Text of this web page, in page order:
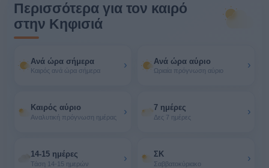
Περισσότερα για τον καιρό
στην Κηφισιά
Ανά ώρα σήμερα
Καιρός ανά ώρα σήμερα › Ανά ώρα αύριο
Ωριαία πρόγνωση αύριο ›
Καιρός αύριο
Αναλυτική πρόγνωση ημέρας › 7 ημέρες
Δες 7 ημέρες ›
14-15 ημέρες
Τάση 14-15 ημερών › ΣΚ
Σαββατοκύριακο ›